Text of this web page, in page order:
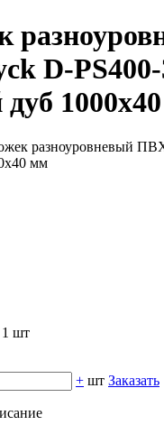
D-
1 шт
+ шт Заказать